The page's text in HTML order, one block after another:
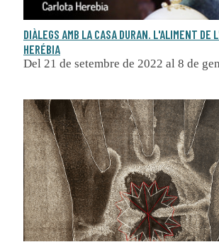
DIÀLEGS AMB LA CASA DURAN. L'ALIMENT DE
HERÉBIA
Del 21 de setembre de 2022 al 8 de